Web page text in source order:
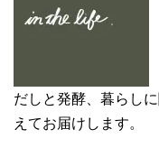
だしと発酵、暮らし
えてお届けします。